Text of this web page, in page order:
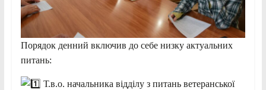
Порядок денний включив до себе низку актуальних
питань:
Т.в.о. начальника відділу з питань ветеранської